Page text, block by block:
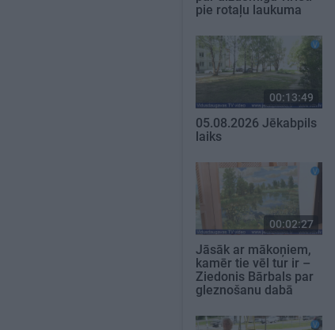
pie rotaļu laukuma
00:13:49
05.08.2026 Jēkabpils
laiks
00:02:27
Jāsāk ar mākoņiem,
kamēr tie vēl tur ir –
Ziedonis Bārbals par
gleznošanu dabā